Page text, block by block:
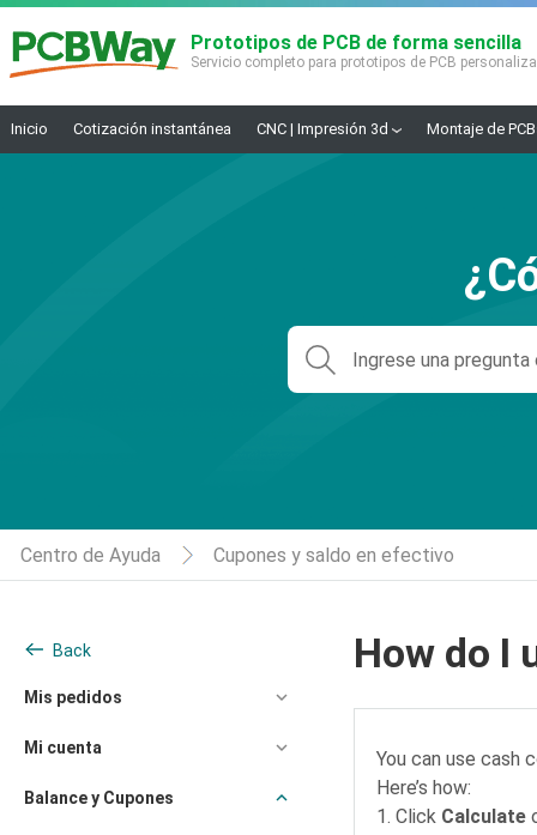
Prototipos de PCB de forma sencilla
Servicio completo para prototipos de PCB
Inicio Cotización instantánea CNC | Impresión 3d Montaje de
Centro de Ayuda Cupones y saldo en efectivo
How do I
You can use cash
Here’s how:
1. Click Calculate
Back
Mis pedidos
Mi cuenta
Balance y Cupones